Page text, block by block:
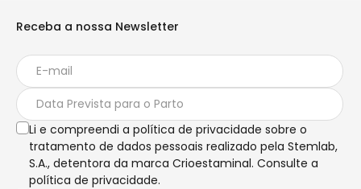
Receba a nossa Newsletter
Li e compreendi a política de privacidade sobre o
tratamento de dados pessoais realizado pela Stemlab,
S.A., detentora da marca Crioestaminal. Consulte a
política de privacidade.